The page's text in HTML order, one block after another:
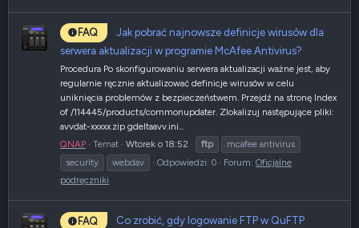
FAQ
Jak pobrać najnowsze definicje wirusów dla
serwera aktualizacji w programie McAfee Antivirus?
Procedura Po skonfigurowaniu serwera aktualizacji ważne jest, aby
regularnie ręcznie aktualizować definicje wirusów w celu
uniknięcia problemów z bezpieczeństwem. Przejdź na stronę Index
of /114445/products/commonupdater. Zlokalizuj następujące pliki:
avvdat-xxxxx.zip gdeltaavv.ini...
QNAP
Temat Wtorek o 18:52 ftp
mcafee antivirus
security
webdav Odpowiedzi: 0 Forum: Oficjalne
podręczniki
FAQ
Co zrobić, gdy logowanie FTP w QuFTP